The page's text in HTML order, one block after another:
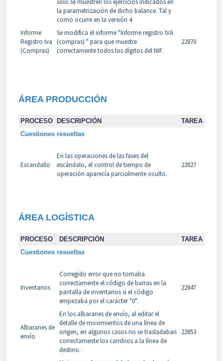
solo se muestren los ejercicios indicados en
la parametrización de dicho balance. Tal y
como ocurre en la versión 4
Informe
Registro Iva
(Compras)
Se modifica el informe "Informe registro IVA
(compras) " para que muestre
correctamente todos los dígitos del NIF.
22870
ÁREA PRODUCCIÓN
PROCESO DESCRIPCIÓN
TAREA
Cuestiones resueltas
Escandallo
En las operaciones de las fases del
escándalo, el control de tiempo de
operación aparecía parcialmente oculto.
22827
ÁREA LOGÍSTICA
PROCESO DESCRIPCIÓN
TAREA
Cuestiones resueltas
Inventarios
Corregido error que no tomaba
correctamente el código de barras en la
pantalla de inventarios si el código
empezaba por el carácter "0".
22847
Albaranes de
envío
En los albaranes de envío, al editar el
detalle de movimientos de una línea de
origen, en algunos casos no se trasladaban
correctamente los cambios a la línea de
destino.
22853